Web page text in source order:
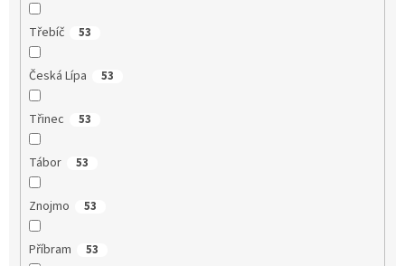
Třebíč 53
Česká Lípa 53
Třinec 53
Tábor 53
Znojmo 53
Příbram 53